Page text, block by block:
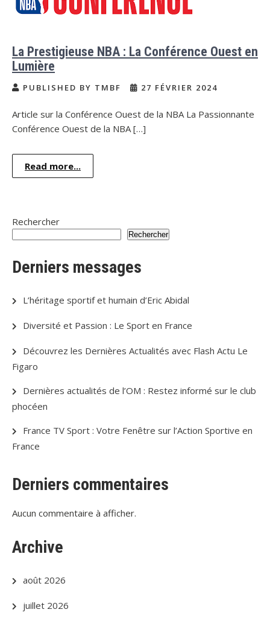
La Prestigieuse NBA : La Conférence Ouest en
Lumière
PUBLISHED BY TMBF 27 FÉVRIER 2024
Article sur la Conférence Ouest de la NBA La Passionnante
Conférence Ouest de la NBA […]
Read more...
Rechercher
Rechercher
Derniers messages
L’héritage sportif et humain d’Eric Abidal
Diversité et Passion : Le Sport en France
Découvrez les Dernières Actualités avec Flash Actu Le
Figaro
Dernières actualités de l’OM : Restez informé sur le club
phocéen
France TV Sport : Votre Fenêtre sur l’Action Sportive en
France
Derniers commentaires
Aucun commentaire à afficher.
Archive
août 2026
juillet 2026